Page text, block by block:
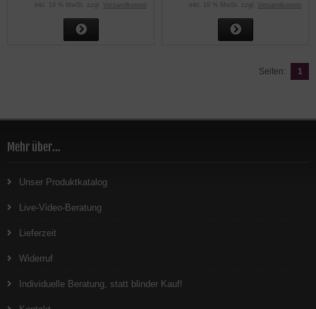
inkl. 19 % MwSt. zzgl. Versandkosten inkl. 19 % MwSt. zzgl. Versandkosten
Seiten: 1
Mehr über...
Unser Produktkatalog
Live-Video-Beratung
Lieferzeit
Widerruf
Individuelle Beratung, statt blinder Kauf!